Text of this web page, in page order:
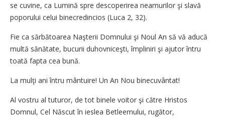
se cuvine, ca Lumină spre descoperirea neamurilor şi slavă
poporului celui binecredincios (Luca 2, 32).
Fie ca sărbătoarea Naşterii Domnului şi Noul An să vă aducă
multă sănătate, bucurii duhovniceşti, împliniri şi ajutor întru
toată fapta cea bună.
La mulţi ani întru mântuire! Un An Nou binecuvântat!
Al vostru al tuturor, de tot binele voitor şi către Hristos
Domnul, Cel Născut în ieslea Betleemului, rugător,